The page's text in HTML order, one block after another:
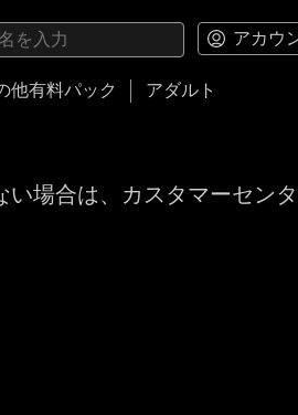
アカウ
他有料パック アダルト
場合は、カスタマーセン